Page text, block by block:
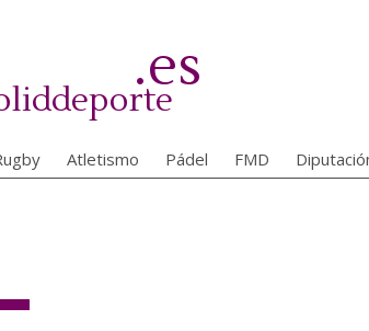
.es
Atletismo Pádel FMD